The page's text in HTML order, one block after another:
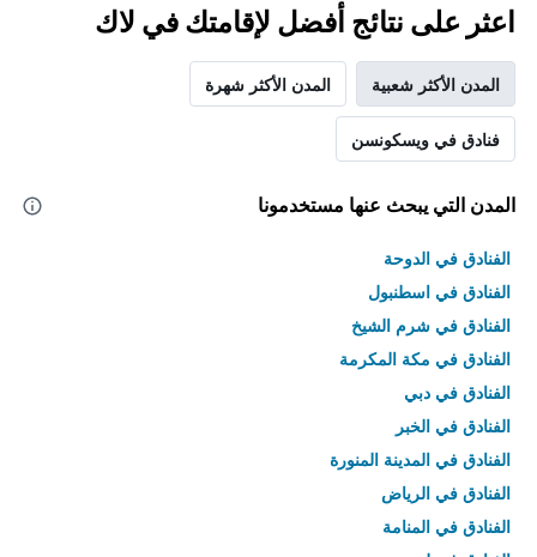
اعثر على نتائج أفضل لإقامتك في لاك
المدن الأكثر شعبية المدن الأكثر شهرة
فنادق في ويسكونسن
المدن التي يبحث عنها مستخدمونا
الفنادق في الدوحة
الفنادق في اسطنبول
الفنادق في شرم الشيخ
الفنادق في مكة المكرمة
الفنادق في دبي
الفنادق في الخبر
الفنادق في المدينة المنورة
الفنادق في الرياض
الفنادق في المنامة